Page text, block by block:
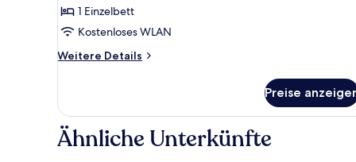
1 Einzelbett
Kostenloses WLAN
Weitere Details
Weitere
Einzelzimmer
Preise
Ähnliche Unterkünfte